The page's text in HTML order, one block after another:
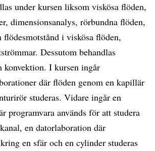
under kursen liksom viskösa flöden,
dimensionsanalys, rörbundna flöden,
i viskösa flöden,
Dessutom behandlas
konvektion. I kursen ingår
där flöden genom en kapillär
studeras. Vidare ingår en
programvara används för att studera
en datorlaboration där
en sfär och en cylinder studeras